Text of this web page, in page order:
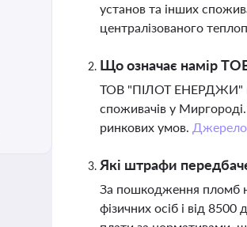
установ та інших
централізованого
Що означає намір
ТОВ "ПІЛОТ ЕНЕРДЖИ"
споживачів у
ринкових умов. Джерело
Які штрафи
За пошкодження пломб
фізичних осіб і від